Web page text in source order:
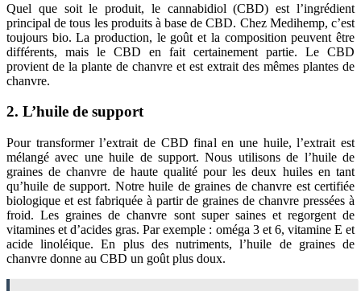
Quel que soit le produit, le cannabidiol (CBD) est l’ingrédient
principal de tous les produits à base de CBD. Chez Medihemp, c’est
toujours bio. La production, le goût et la composition peuvent être
différents, mais le CBD en fait certainement partie. Le CBD
provient de la plante de chanvre et est extrait des mêmes plantes de
chanvre.
2. L’huile de support
Pour transformer l’extrait de CBD final en une huile, l’extrait est
mélangé avec une huile de support. Nous utilisons de l’huile de
graines de chanvre de haute qualité pour les deux huiles en tant
qu’huile de support. Notre huile de graines de chanvre est certifiée
biologique et est fabriquée à partir de graines de chanvre pressées à
froid. Les graines de chanvre sont super saines et regorgent de
vitamines et d’acides gras. Par exemple : oméga 3 et 6, vitamine E et
acide linoléique. En plus des nutriments, l’huile de graines de
chanvre donne au CBD un goût plus doux.